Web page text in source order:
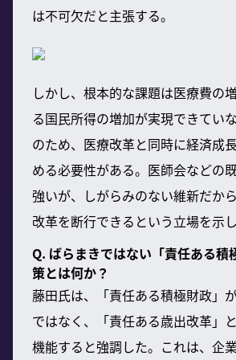
は不可欠だと主張する。
しかし、根本的な課題は医療費の
る国民所得の増加が実現できてい
のため、医療改革と同時に経済成
める必要性がある。医師会などの
強いが、しがらみのない維新だか
改革を断行できるという立場を示し
Q. ばらまきではない「責任ある積
策とは何か？
藤田氏は、「責任ある積極財政」
ではなく、「責任ある歳出改革」
機能すると強調した。これは、企